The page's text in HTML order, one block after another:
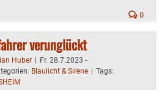
0
verunglückt
Huber | Fr. 28.7.2023 -
Blaulicht & Sirene | Tags: